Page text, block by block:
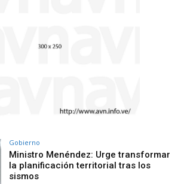
Gobierno
Ministro Menéndez: Urge transformar
la planificación territorial tras los
sismos